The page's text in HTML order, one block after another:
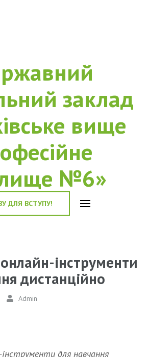
заклад
вище
№6»
ДЛЯ ВСТУПУ!
інструменти
дистанційно
Admin
для навчання